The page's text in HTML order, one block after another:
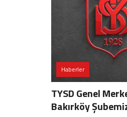
Haberler
TYSD Genel
Bakırköy